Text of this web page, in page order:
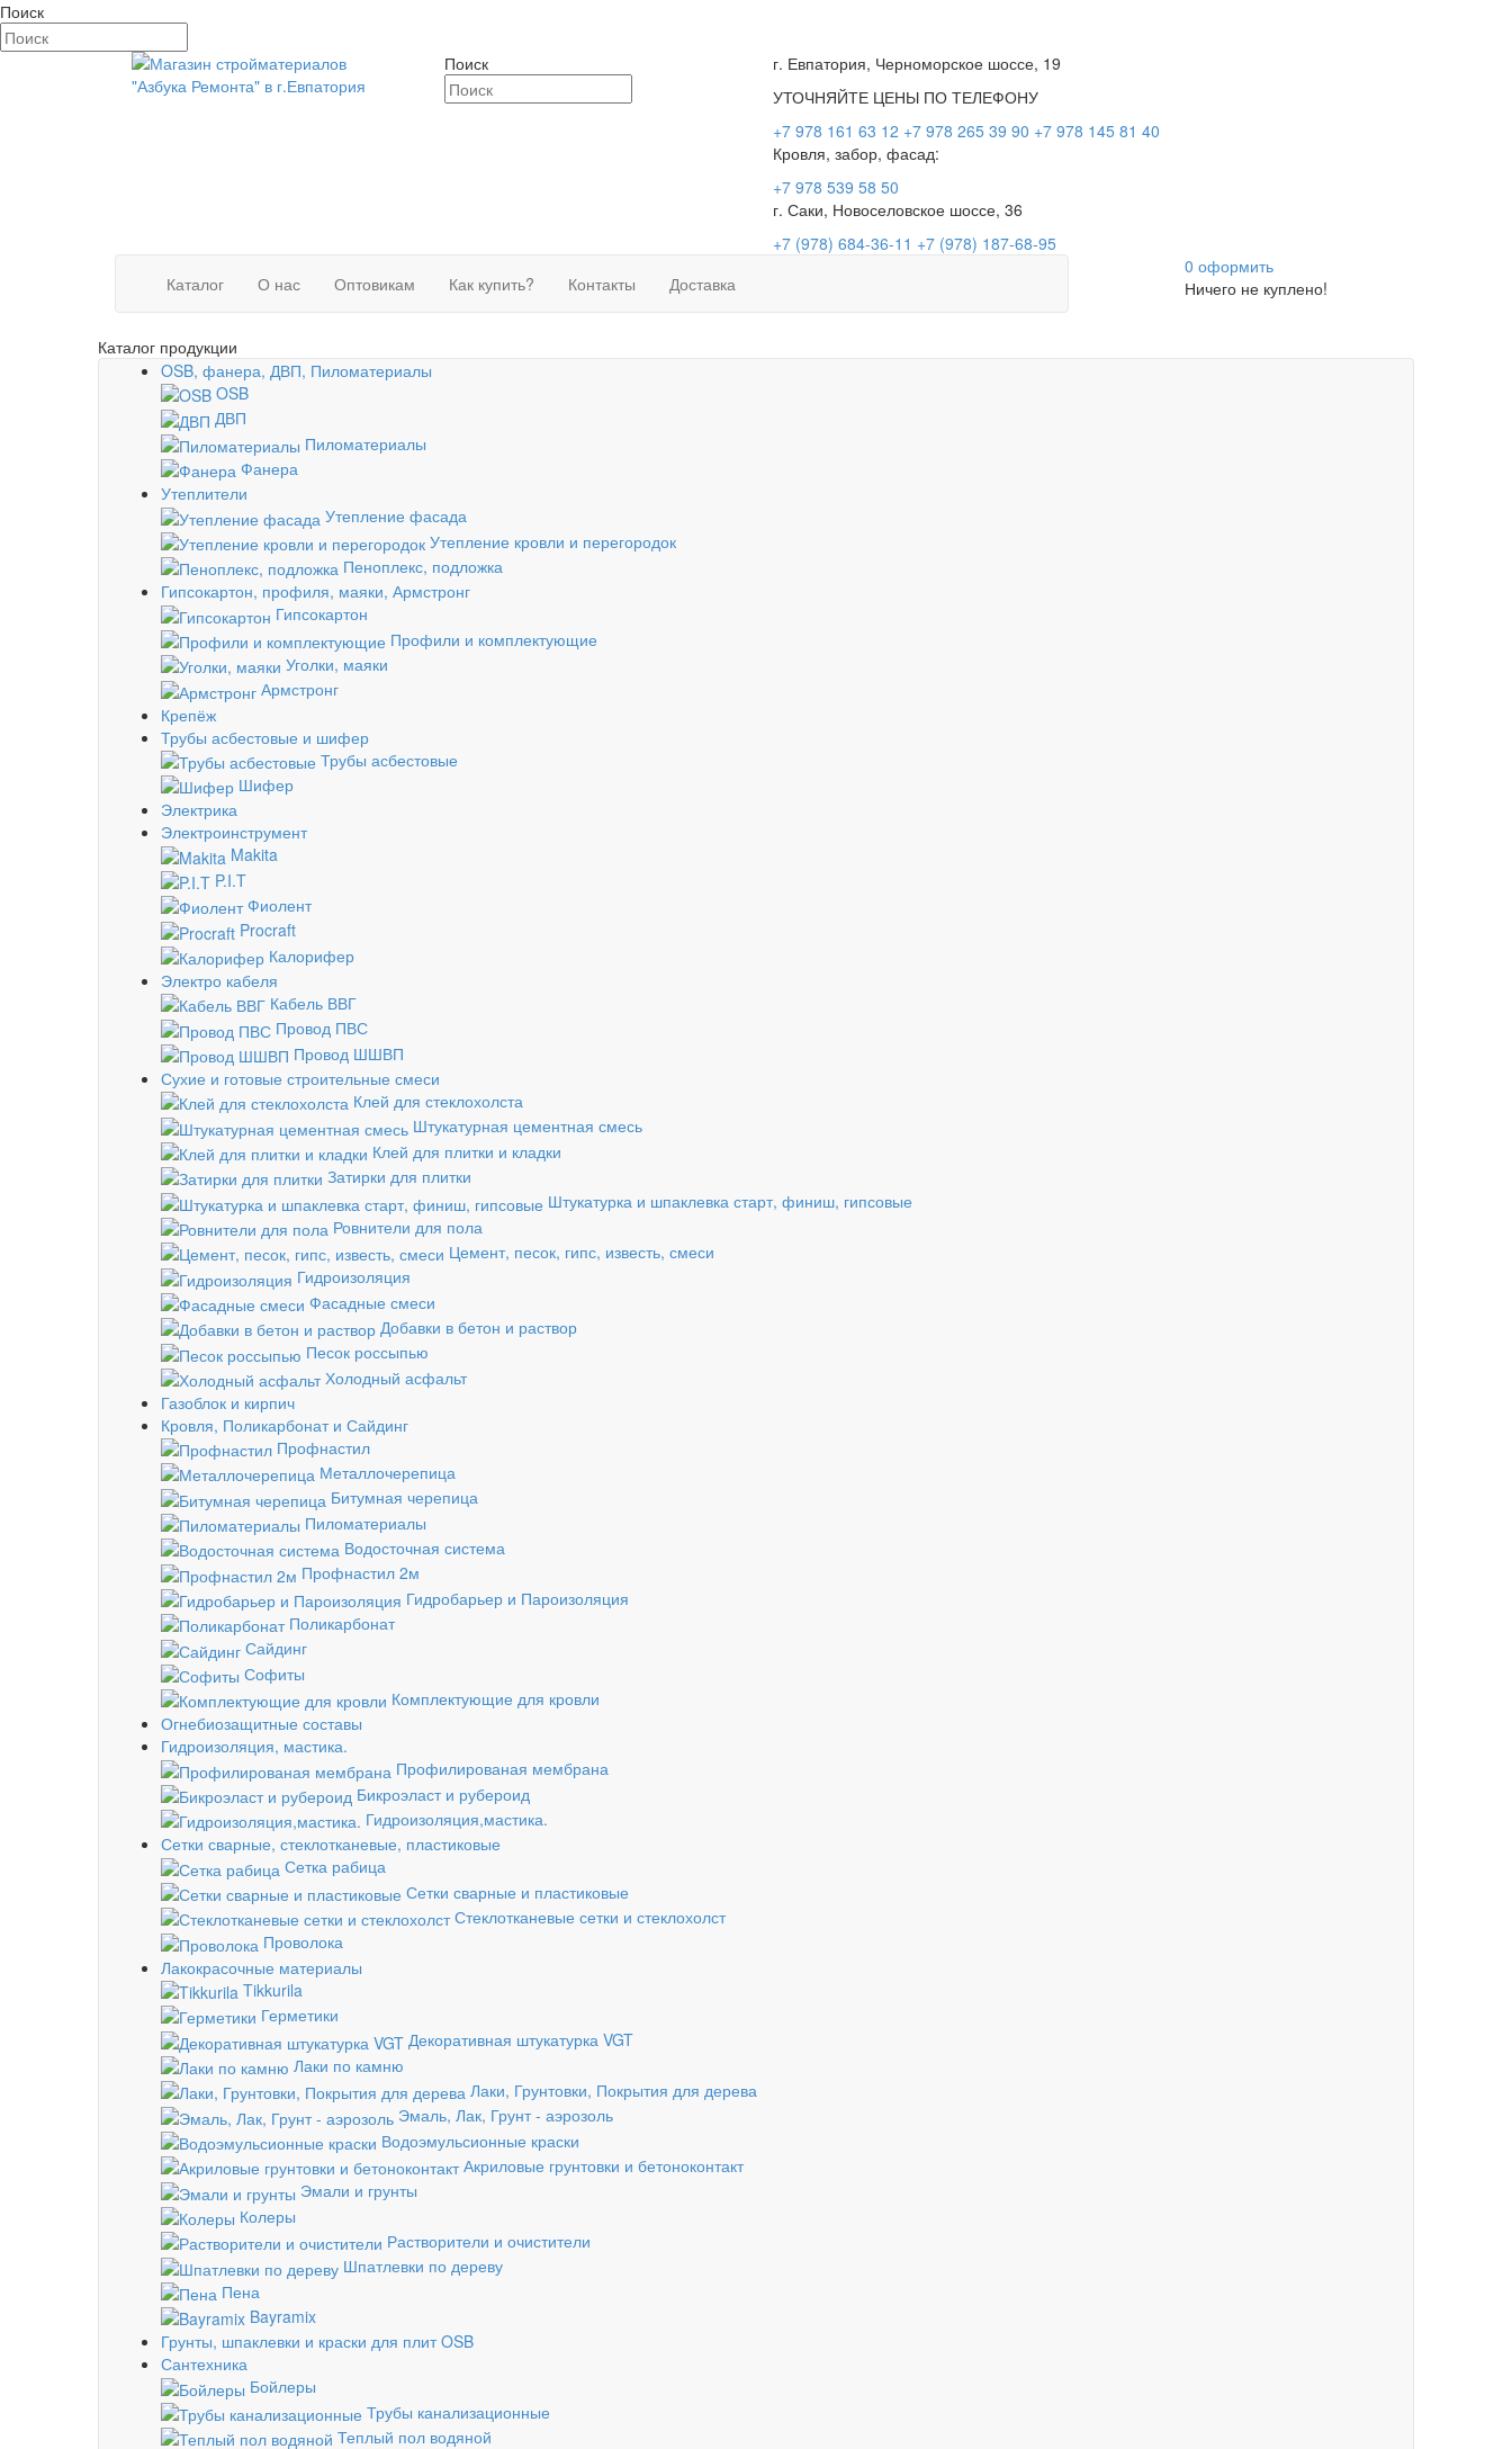
Поиск
Поиск
г. Евпатория, Черноморское шоссе, 19
УТОЧНЯЙТЕ ЦЕНЫ ПО ТЕЛЕФОНУ
+7 978 161 63 12 +7 978 265 39 90 +7 978 145 81 40
Кровля, забор, фасад:
+7 978 539 58 50
г. Саки, Новоселовское шоссе, 36
+7 (978) 684-36-11 +7 (978) 187-68-95
Каталог
О нас Оптовикам Как купить? Контакты Доставка
0 оформить
Ничего не куплено!
Каталог продукции
OSB, фанера, ДВП, Пиломатериалы
OSB
ДВП
Пиломатериалы
Фанера
Утеплители
Утепление фасада
Утепление кровли и перегородок
Пеноплекс, подложка
Гипсокартон, профиля, маяки, Армстронг
Гипсокартон
Профили и комплектующие
Уголки, маяки
Армстронг
Крепёж
Трубы асбестовые и шифер
Трубы асбестовые
Шифер
Электрика
Электроинструмент
Makita
P.I.T
Фиолент
Procraft
Калорифер
Электро кабеля
Кабель ВВГ
Провод ПВС
Провод ШШВП
Сухие и готовые строительные смеси
Клей для стеклохолста
Штукатурная цементная смесь
Клей для плитки и кладки
Затирки для плитки
Штукатурка и шпаклевка старт, финиш, гипсовые
Ровнители для пола
Цемент, песок, гипс, известь, смеси
Гидроизоляция
Фасадные смеси
Добавки в бетон и раствор
Песок россыпью
Холодный асфальт
Газоблок и кирпич
Кровля, Поликарбонат и Сайдинг
Профнастил
Металлочерепица
Битумная черепица
Пиломатериалы
Водосточная система
Профнастил 2м
Гидробарьер и Пароизоляция
Поликарбонат
Сайдинг
Софиты
Комплектующие для кровли
Огнебиозащитные составы
Гидроизоляция, мастика.
Профилированая мембрана
Бикроэласт и рубероид
Гидроизоляция,мастика.
Сетки сварные, стеклотканевые, пластиковые
Сетка рабица
Сетки сварные и пластиковые
Стеклотканевые сетки и стеклохолст
Проволока
Лакокрасочные материалы
Tikkurila
Герметики
Декоративная штукатурка VGT
Лаки по камню
Лаки, Грунтовки, Покрытия для дерева
Эмаль, Лак, Грунт - аэрозоль
Водоэмульсионные краски
Акриловые грунтовки и бетоноконтакт
Эмали и грунты
Колеры
Растворители и очистители
Шпатлевки по дереву
Пена
Bayramix
Грунты, шпаклевки и краски для плит OSB
Сантехника
Бойлеры
Трубы канализационные
Теплый пол водяной